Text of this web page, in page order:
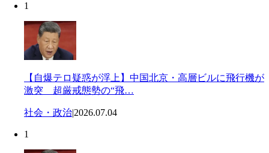
1
【自爆テロ疑惑が浮上】中国北京・高層ビルに飛行機が
激突 超厳戒態勢の“飛…
社会・政治|2026.07.04
1